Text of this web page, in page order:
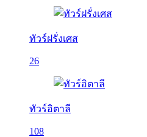
ทัวร์ฝรั่งเศส
26
ทัวร์อิตาลี
108